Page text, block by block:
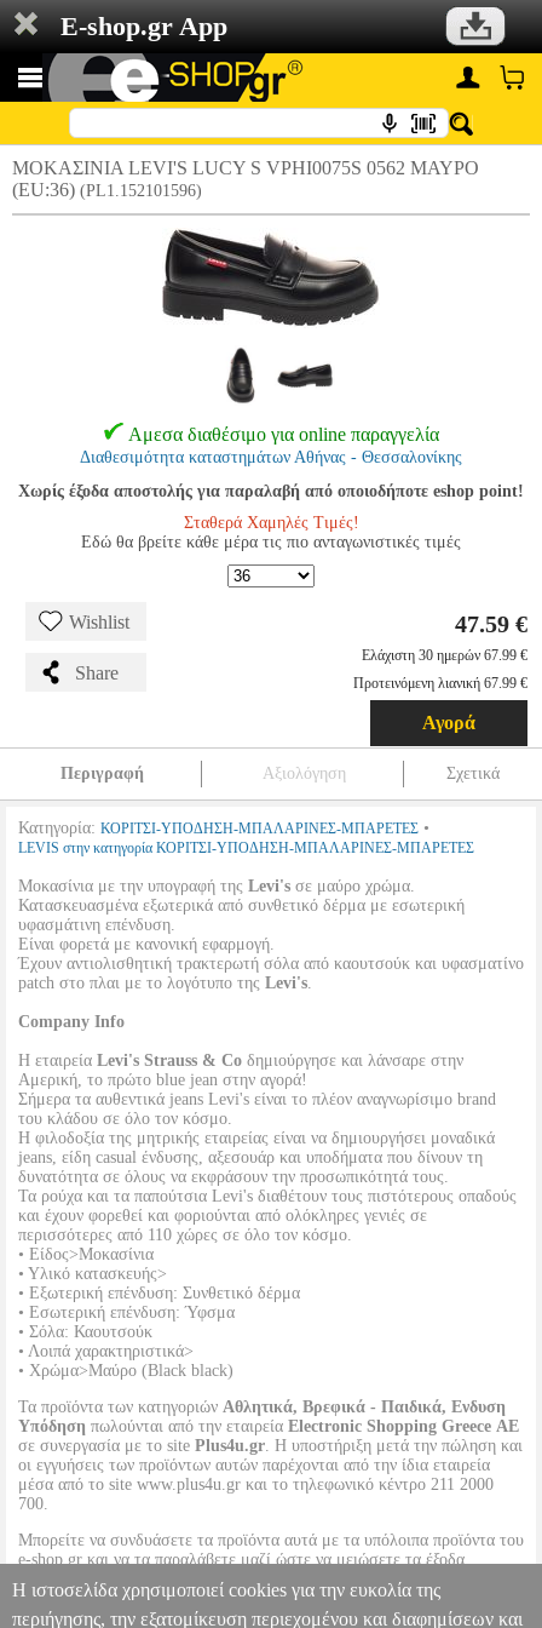
E-shop.gr App
ΜΟΚΑΣΙΝΙΑ LEVI'S LUCY S VPHI0075S 0562 ΜΑΥΡΟ
(EU:36) (PL1.152101596)
Αμεσα διαθέσιμο για online παραγγελία
Διαθεσιμότητα καταστημάτων Αθήνας - Θεσσαλονίκης
Χωρίς έξοδα αποστολής για παραλαβή από οποιοδήποτε eshop point!
Σταθερά Χαμηλές Τιμές!
Εδώ θα βρείτε κάθε μέρα τις πιο ανταγωνιστικές τιμές
Wishlist
Share
47.59 €
Ελάχιστη 30 ημερών 67.99 €
Προτεινόμενη λιανική 67.99 €
Αγορά
Περιγραφή Αξιολόγηση Σχετικά
Κατηγορία: ΚΟΡΙΤΣΙ-ΥΠΟΔΗΣΗ-ΜΠΑΛΑΡΙΝΕΣ-ΜΠΑΡΕΤΕΣ •
LEVIS στην κατηγορία ΚΟΡΙΤΣΙ-ΥΠΟΔΗΣΗ-ΜΠΑΛΑΡΙΝΕΣ-ΜΠΑΡΕΤΕΣ
Μοκασίνια με την υπογραφή της Levi's σε μαύρο χρώμα.
Κατασκευασμένα εξωτερικά από συνθετικό δέρμα με εσωτερική
υφασμάτινη επένδυση.
Είναι φορετά με κανονική εφαρμογή.
Έχουν αντιολισθητική τρακτερωτή σόλα από καουτσούκ και υφασματίνο
patch στο πλαι με το λογότυπο της Levi's.
Company Info
Η εταιρεία Levi's Strauss & Co δημιούργησε και λάνσαρε στην
Αμερική, το πρώτο blue jean στην αγορά!
Σήμερα τα αυθεντικά jeans Levi's είναι το πλέον αναγνωρίσιμο brand
του κλάδου σε όλο τον κόσμο.
Η φιλοδοξία της μητρικής εταιρείας είναι να δημιουργήσει μοναδικά
jeans, είδη casual ένδυσης, αξεσουάρ και υποδήματα που δίνουν τη
δυνατότητα σε όλους να εκφράσουν την προσωπικότητά τους.
Τα ρούχα και τα παπούτσια Levi's διαθέτουν τους πιστότερους οπαδούς
και έχουν φορεθεί και φοριούνται από ολόκληρες γενιές σε
περισσότερες από 110 χώρες σε όλο τον κόσμο.
• Είδος>Μοκασίνια
• Υλικό κατασκευής>
• Εξωτερική επένδυση: Συνθετικό δέρμα
• Εσωτερική επένδυση: Ύφσμα
• Σόλα: Καουτσούκ
• Λοιπά χαρακτηριστικά>
• Χρώμα>Μαύρο (Black black)
Τα προϊόντα των κατηγοριών Αθλητικά, Βρεφικά - Παιδικά, Ενδυση
Υπόδηση πωλούνται από την εταιρεία Electronic Shopping Greece ΑΕ
σε συνεργασία με το site Plus4u.gr. Η υποστήριξη μετά την πώληση και
οι εγγυήσεις των προϊόντων αυτών παρέχονται από την ίδια εταιρεία
μέσα από το site www.plus4u.gr και το τηλεφωνικό κέντρο 211 2000
700.
Μπορείτε να συνδυάσετε τα προϊόντα αυτά με τα υπόλοιπα προϊόντα του
e-shop.gr και να τα παραλάβετε μαζί ώστε να μειώσετε τα έξοδα
αποστολής. Μπορείτε επίσης να παραλάβετε από οποιοδήποτε eshop
point με μηδενικά έξοδα αποστολής ανεξαρτήτως ύψους παραγγελίας!
Η ιστοσελίδα χρησιμοποιεί cookies για την ευκολία της
περιήγησης, την εξατομίκευση περιεχομένου και διαφημίσεων και